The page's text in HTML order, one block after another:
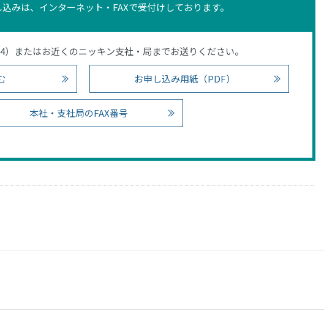
みは、インターネット・FAXで受付けしております。
）またはお近くのニッキン支社・局までお送りください。
お申し込み用紙（PDF）
本社・支社局のFAX番号